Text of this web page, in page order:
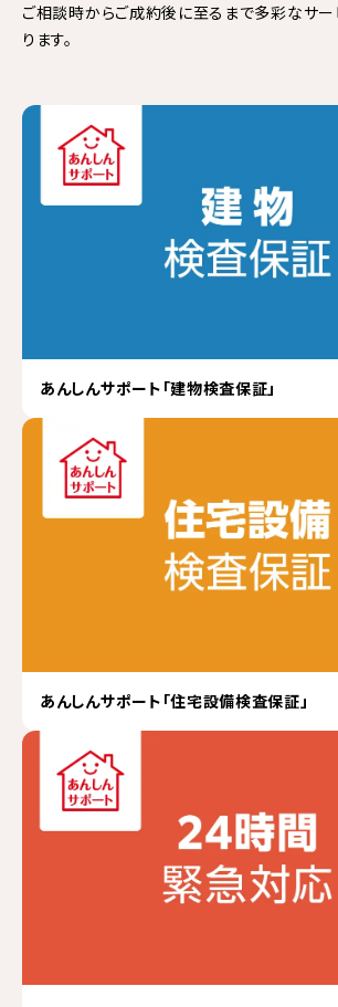
ご相談時からご成約後に至るまで多彩なサー
ります。
あんしんサポート「建物検査保証」
あんしんサポート「住宅設備検査保証」